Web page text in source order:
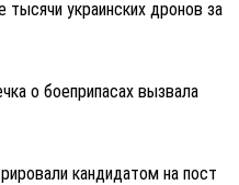
украинских дронов за
о боеприпасах вызвала
кандидатом на пост